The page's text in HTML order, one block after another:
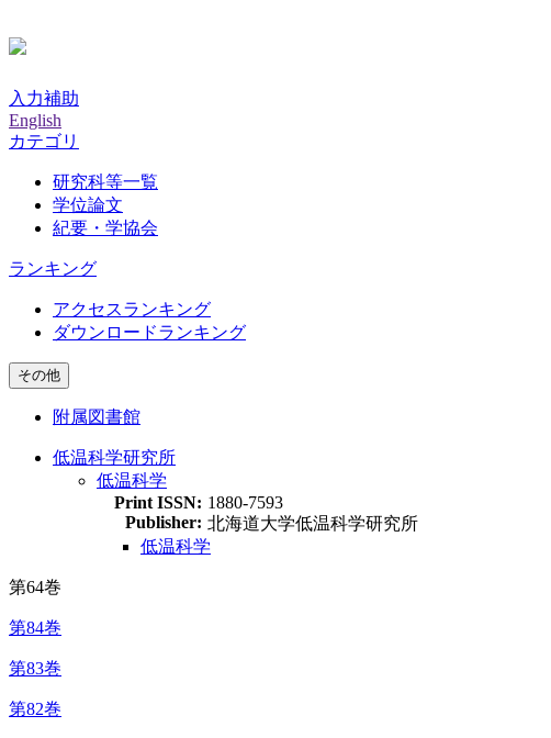
入力補助
English
カテゴリ
研究科等一覧
学位論文
紀要・学協会
ランキング
アクセスランキング
ダウンロードランキング
その他
附属図書館
低温科学研究所
低温科学
Print ISSN: 1880-7593
Publisher: 北海道大学低温科学研究所
低温科学
第64巻
第84巻
第83巻
第82巻